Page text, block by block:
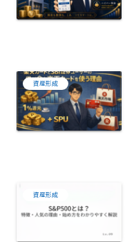
資産形成
資産形成